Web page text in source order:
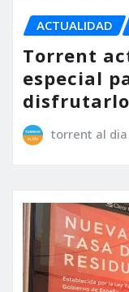
ACTUALIDAD
Torrent
especial
torrent al dia